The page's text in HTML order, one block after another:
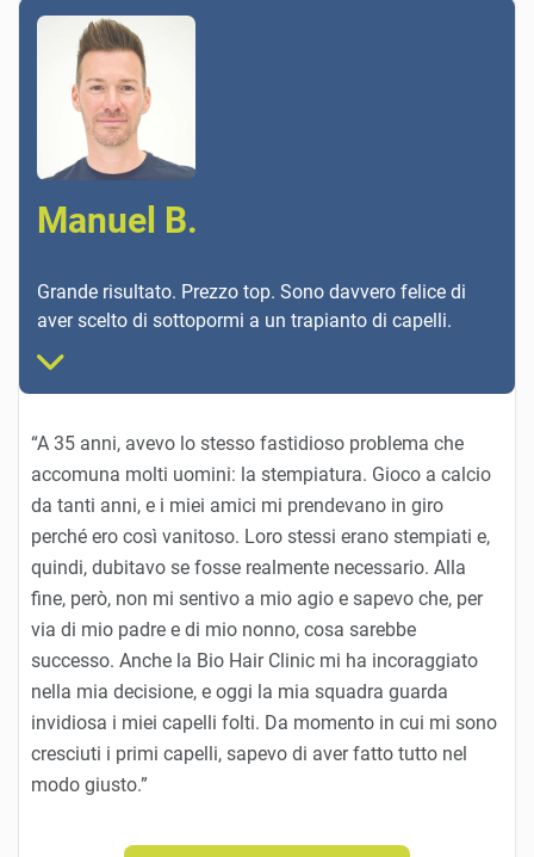
Manuel B.
Grande risultato. Prezzo top. Sono davvero felice di
aver scelto di sottopormi a un trapianto di capelli.
“A 35 anni, avevo lo stesso fastidioso problema che
accomuna molti uomini: la stempiatura. Gioco a calcio
da tanti anni, e i miei amici mi prendevano in giro
perché ero così vanitoso. Loro stessi erano stempiati e,
quindi, dubitavo se fosse realmente necessario. Alla
fine, però, non mi sentivo a mio agio e sapevo che, per
via di mio padre e di mio nonno, cosa sarebbe
successo. Anche la Bio Hair Clinic mi ha incoraggiato
nella mia decisione, e oggi la mia squadra guarda
invidiosa i miei capelli folti. Da momento in cui mi sono
cresciuti i primi capelli, sapevo di aver fatto tutto nel
modo giusto.”